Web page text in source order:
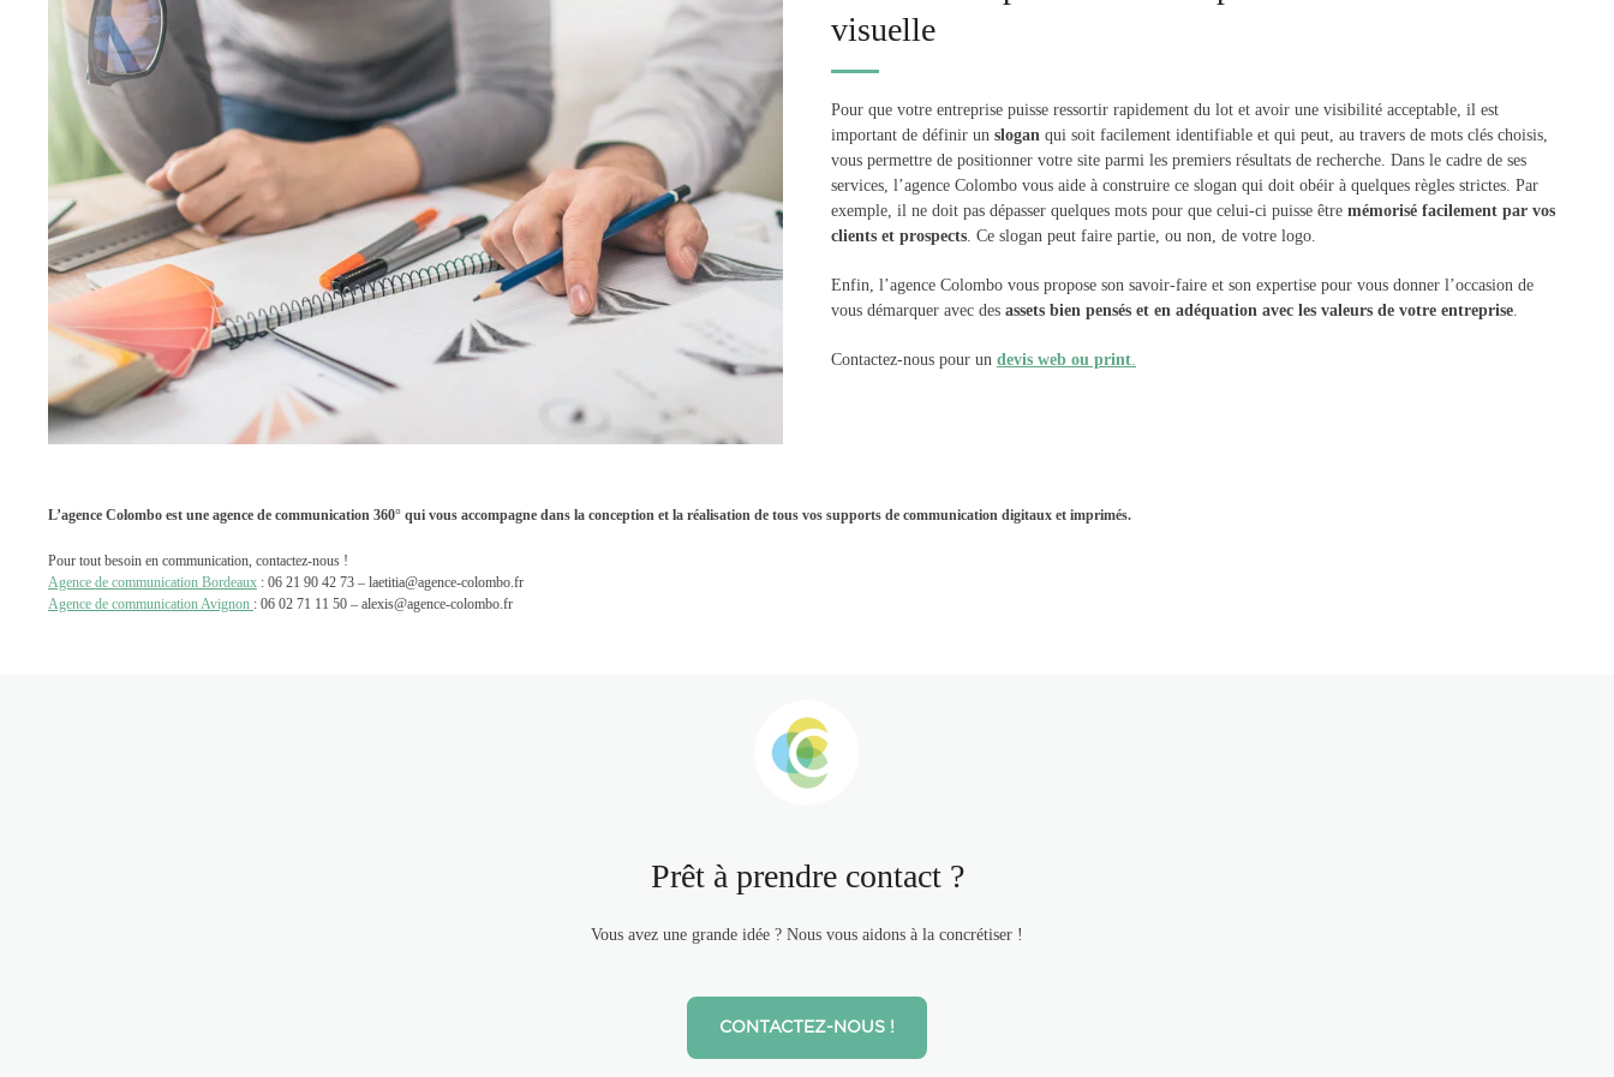
visuelle
Pour que votre entreprise puisse ressortir rapidement du lot et avoir une visibilité acceptable, il est
important de définir un slogan qui soit facilement identifiable et qui peut, au travers de mots clés choisis,
vous permettre de positionner votre site parmi les premiers résultats de recherche. Dans le cadre de ses
services, l’agence Colombo vous aide à construire ce slogan qui doit obéir à quelques règles strictes. Par
exemple, il ne doit pas dépasser quelques mots pour que celui-ci puisse être mémorisé facilement par vos
clients et prospects. Ce slogan peut faire partie, ou non, de votre logo.
Enfin, l’agence Colombo vous propose son savoir-faire et son expertise pour vous donner l’occasion de
vous démarquer avec des assets bien pensés et en adéquation avec les valeurs de votre entreprise.
Contactez-nous pour un devis web ou print.
L’agence Colombo est une agence de communication 360° qui vous accompagne dans la conception et la réalisation de tous vos supports de communication digitaux et imprimés.
Pour tout besoin en communication, contactez-nous !
Agence de communication Bordeaux : 06 21 90 42 73 – laetitia@agence-colombo.fr
Agence de communication Avignon : 06 02 71 11 50 – alexis@agence-colombo.fr
Prêt à prendre contact ?
Vous avez une grande idée ? Nous vous aidons à la concrétiser !
CONTACTEZ-NOUS !